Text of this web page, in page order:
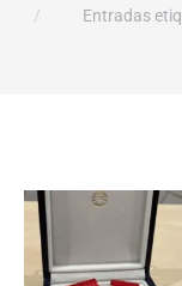
Entradas